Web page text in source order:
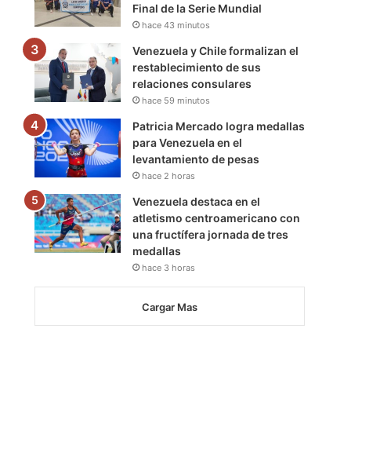
Final de la Serie Mundial
hace 43 minutos
Venezuela y Chile formalizan el
restablecimiento de sus
relaciones consulares
hace 59 minutos
Patricia Mercado logra medallas
para Venezuela en el
levantamiento de pesas
hace 2 horas
Venezuela destaca en el
atletismo centroamericano con
una fructífera jornada de tres
medallas
hace 3 horas
Cargar Mas